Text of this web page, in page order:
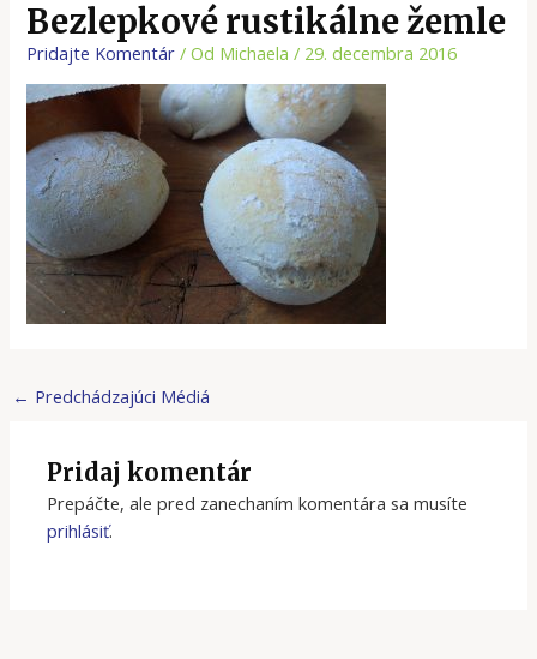
Bezlepkové rustikálne žemle
Pridajte Komentár / Od Michaela/ 29. decembra 2016
← Predchádzajúci Médiá
Pridaj komentár
Prepáčte, ale pred zanechaním komentára sa musíte
prihlásiť.